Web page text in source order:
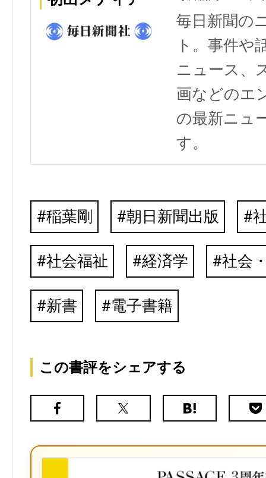
毎日新聞の
ト。事件や
ニュース、
画などのエ
の最新ニュ
す。
稲葉剛 朝日新聞出版
社会福祉 経済学 社会
新書 電子書籍
この書評をシェアする
Facebook
X（旧
は
ク